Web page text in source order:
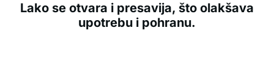
Lako se otvara i presavija, što olakšava
upotrebu i pohranu.